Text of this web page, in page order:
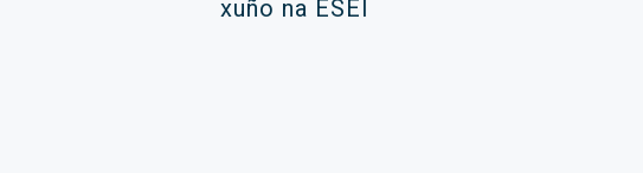
xuño na ESEI